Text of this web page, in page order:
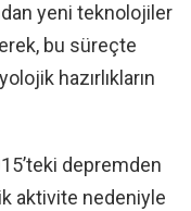
yeni teknolojiler
bu süreçte
hazırlıkların
depremden
aktivite nedeniyle